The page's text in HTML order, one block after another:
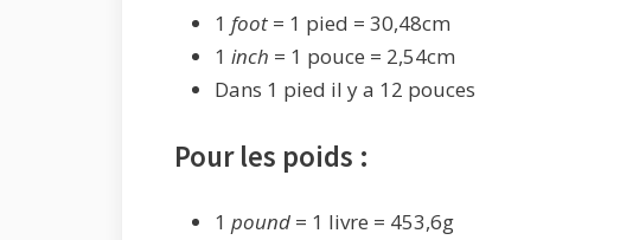
1 foot = 1 pied = 30,48cm
1 inch = 1 pouce = 2,54cm
Dans 1 pied il y a 12 pouces
Pour les poids :
1 pound = 1 livre = 453,6g